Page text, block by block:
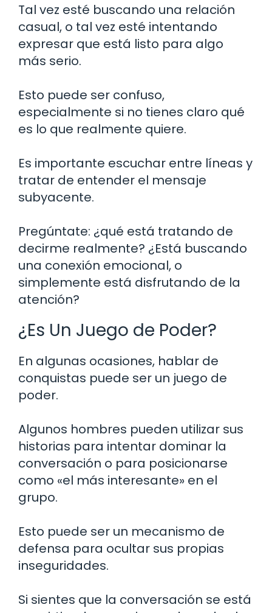
Tal vez esté buscando una relación
casual, o tal vez esté intentando
expresar que está listo para algo
más serio.
Esto puede ser confuso,
especialmente si no tienes claro qué
es lo que realmente quiere.
Es importante escuchar entre líneas y
tratar de entender el mensaje
subyacente.
Pregúntate: ¿qué está tratando de
decirme realmente? ¿Está buscando
una conexión emocional, o
simplemente está disfrutando de la
atención?
¿Es Un Juego de Poder?
En algunas ocasiones, hablar de
conquistas puede ser un juego de
poder.
Algunos hombres pueden utilizar sus
historias para intentar dominar la
conversación o para posicionarse
como «el más interesante» en el
grupo.
Esto puede ser un mecanismo de
defensa para ocultar sus propias
inseguridades.
Si sientes que la conversación se está